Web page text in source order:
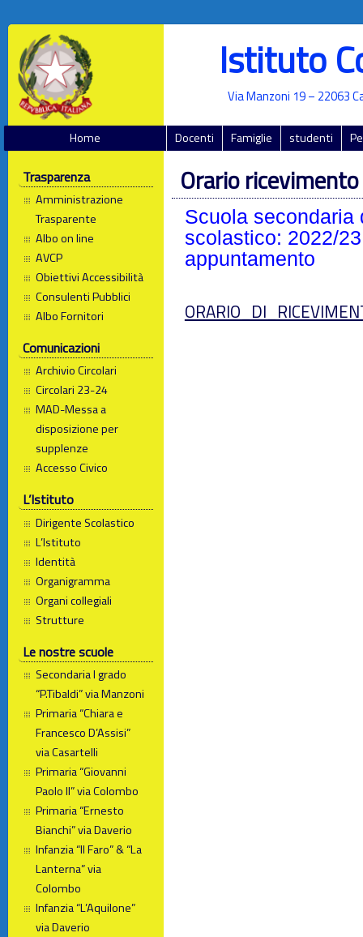
Istituto
Via Manzoni 19 – 22063
Home Docenti Famiglie studenti
Trasparenza
Amministrazione
Trasparente
Albo on line
AVCP
Obiettivi Accessibilità
Consulenti Pubblici
Albo Fornitori
Comunicazioni
Archivio Circolari
Circolari 23-24
MAD-Messa a
disposizione per
supplenze
Accesso Civico
L’Istituto
Dirigente Scolastico
L’Istituto
Identità
Organigramma
Organi collegiali
Strutture
Le nostre scuole
Secondaria I grado
“P.Tibaldi” via Manzoni
Primaria “Chiara e
Francesco D’Assisi”
via Casartelli
Primaria “Giovanni
Paolo II” via Colombo
Primaria “Ernesto
Bianchi” via Daverio
Infanzia “Il Faro” & “La
Lanterna” via
Colombo
Infanzia “L’Aquilone”
via Daverio
Orario ricevimento
Scuola secondaria
scolastico: 2022/
appuntamento